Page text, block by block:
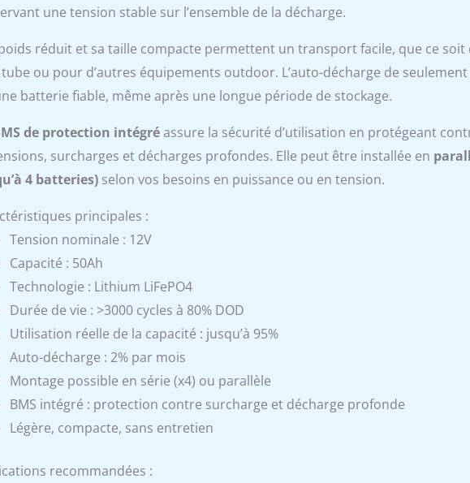
une tension stable sur l’ensemble de la décharge.
réduit et sa taille compacte permettent un transport facile, que ce soit
ou pour d’autres équipements outdoor. L’auto-décharge de
batterie fiable, même après une longue période de stockage.
de protection intégréassure la sécurité d’utilisation en protégeant
surcharges et décharges profondes. Elle peut être installée en
4 batteries)selon vos besoins en puissance ou en tension.
principales :
Tension nominale : 12V
Capacité : 50Ah
Technologie : Lithium LiFePO4
Durée de vie : >3000 cycles à 80% DOD
Utilisation réelle de la capacité : jusqu’à 95%
Auto-décharge : 2% par mois
Montage possible en série (x4) ou parallèle
BMS intégré : protection contre surcharge et décharge profonde
Légère, compacte, sans entretien
recommandées :